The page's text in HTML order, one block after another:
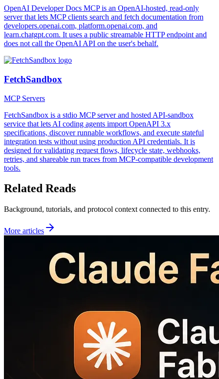
OpenAI Developer Docs MCP is an OpenAI-hosted, read-only
server that lets MCP clients search and fetch documentation from
developers.openai.com, platform.openai.com, and
learn.chatgpt.com. It uses a public streamable HTTP endpoint and
does not call the OpenAI API on the user's behalf.
FetchSandbox
MCP Servers
FetchSandbox is a stdio MCP server and hosted API-sandbox
service that lets AI coding agents import OpenAPI 3.x
specifications, discover runnable workflows, and execute stateful
integration tests without using production API credentials. It is
designed for validating request flows, lifecycle state, webhooks,
retries, and shareable run traces from MCP-compatible development
tools.
Related Reads
Background, tutorials, and protocol context connected to this entry.
More articles